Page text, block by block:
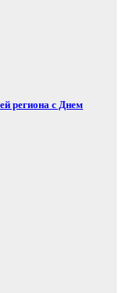
региона с Днем